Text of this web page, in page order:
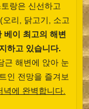
랑은 신선하고
리, 닭고기, 소고
베이 최고의 해변
하고 있습니다.
근 해변에 앉아 눈
인 전망을 즐겨보
에 완벽합니다.